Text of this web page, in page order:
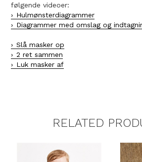
følgende videoer:
Hulmønsterdiagrammer
Diagrammer med omslag og
Slå masker op
2 ret sammen
Luk masker af
RELATED